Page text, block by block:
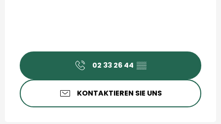
02 33 26 44 ▒▒
KONTAKTIEREN SIE UNS